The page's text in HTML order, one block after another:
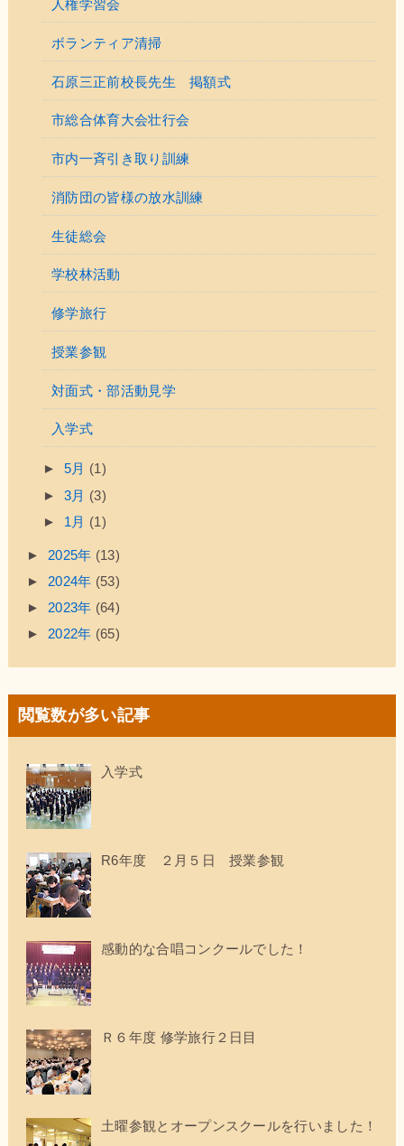
人権学習会
ボランティア清掃
石原三正前校長先生 掲額式
市総合体育大会壮行会
市内一斉引き取り訓練
消防団の皆様の放水訓練
生徒総会
学校林活動
修学旅行
授業参観
対面式・部活動見学
入学式
► 5月 (1)
► 3月 (3)
► 1月 (1)
► 2025年 (13)
► 2024年 (53)
► 2023年 (64)
► 2022年 (65)
閲覧数が多い記事
入学式
R6年度 ２月５日 授業参観
感動的な合唱コンクールでした！
Ｒ６年度 修学旅行２日目
土曜参観とオープンスクールを行いました！